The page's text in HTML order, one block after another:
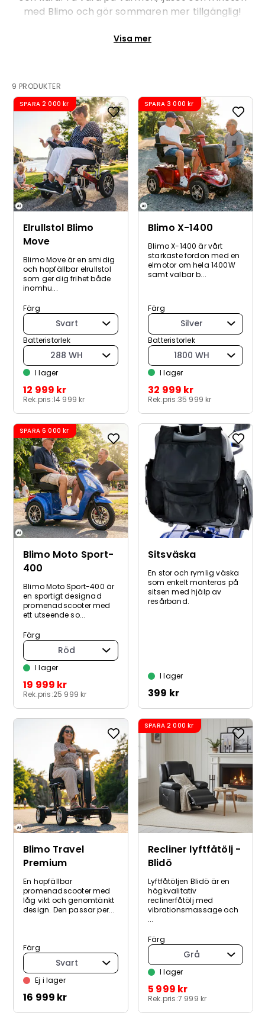
med Blimo och gör sommaren mer tillgänglig!
Visa mer
9 PRODUKTER
SPARA 2 000 kr
Elrullstol Blimo
Move
Blimo Move är en smidig
och hopfällbar elrullstol
som ger dig frihet både
inomhu...
Färg
Svart
Batteristorlek
288 WH
I lager
Rek.pris:14 999 kr
12 999 kr
SPARA 3 000 kr
Blimo X-1400
Blimo X-1400 är vårt
starkaste fordon med en
elmotor om hela 1400W
samt valbar b...
Färg
Silver
Batteristorlek
1800 WH
I lager
Rek.pris:35 999 kr
32 999 kr
SPARA 6 000 kr
Blimo Moto Sport-
400
Blimo Moto Sport-400 är
en sportigt designad
promenadscooter med
ett utseende so...
Färg
Röd
I lager
Rek.pris:25 999 kr
19 999 kr
Sitsväska
En stor och rymlig väska
som enkelt monteras på
sitsen med hjälp av
resårband.
I lager
399 kr
Blimo Travel
Premium
En hopfällbar
promenadscooter med
låg vikt och genomtänkt
design. Den passar per...
Färg
Svart
Ej i lager
16 999 kr
SPARA 2 000 kr
Recliner lyftfåtölj -
Blidö
Lyftfåtöljen Blidö är en
högkvalitativ
reclinerfåtölj med
vibrationsmassage och
...
Färg
Grå
I lager
Rek.pris:7 999 kr
5 999 kr